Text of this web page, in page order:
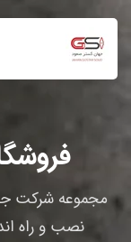
مجموعه شرکت
نصب و راه